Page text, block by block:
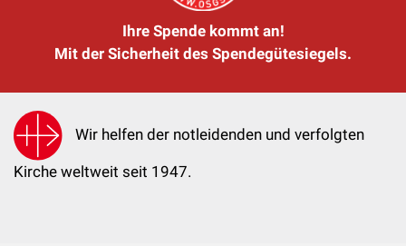
Ihre Spende kommt an!
Mit der Sicherheit des Spendegütesiegels.
Wir helfen der notleidenden und verfolgten
Kirche weltweit seit 1947.